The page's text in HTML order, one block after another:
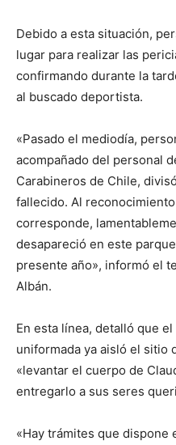
Debido a esta situación,
lugar para realizar las
confirmando durante la
al buscado deportista.
«Pasado el mediodía,
acompañado del personal
Carabineros de Chile,
fallecido. Al
corresponde,
desapareció en este
presente año», informó el
Albán.
En esta línea, detalló que el
uniformada ya aisló el sitio
«levantar el cuerpo de
entregarlo a sus seres
«Hay trámites que dispone